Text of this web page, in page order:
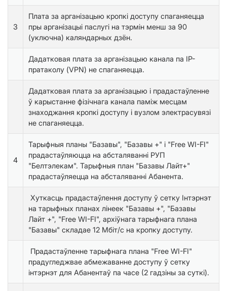
3
Плата за арганізацыю кропкi доступу спаганяецца
пры арганізацыі паслугі на тэрмін менш за 90
(уключна) каляндарных дзён.
Дадатковая плата за арганізацыю канала па IP-
пратаколу (VPN) не спаганяецца.
Дадатковая плата за арганізацыю і прадастаўленне
ў карыстанне фізічнага канала паміж месцам
знаходжання кропкі доступу і вузлом электрасувязі
не спаганяецца.
4
Тарыфныя планы "Базавы", "Базавы +" і "Free WI-FI"
прадастаўляюцца на абсталяванні РУП
"Белтэлекам". Тарыфныя план "Базавы Лайт+"
прадастаўляецца на абсталяванні Абанента.
Хуткасць прадастаўлення доступу ў сетку Інтэрнэт
на тарыфных планах лінеек "Базавы +", "Базавы
Лайт +", "Free WI-FI", архіўнага тарыфнага плана
"Базавы" складае 12 Мбіт/с на кропку доступу.
Прадастаўленне тарыфнага плана "Free WI-FI"
прадугледжвае абмежаванне доступу ў сетку
інтэрнэт для Абанентаў па часе (2 гадзіны за суткі).